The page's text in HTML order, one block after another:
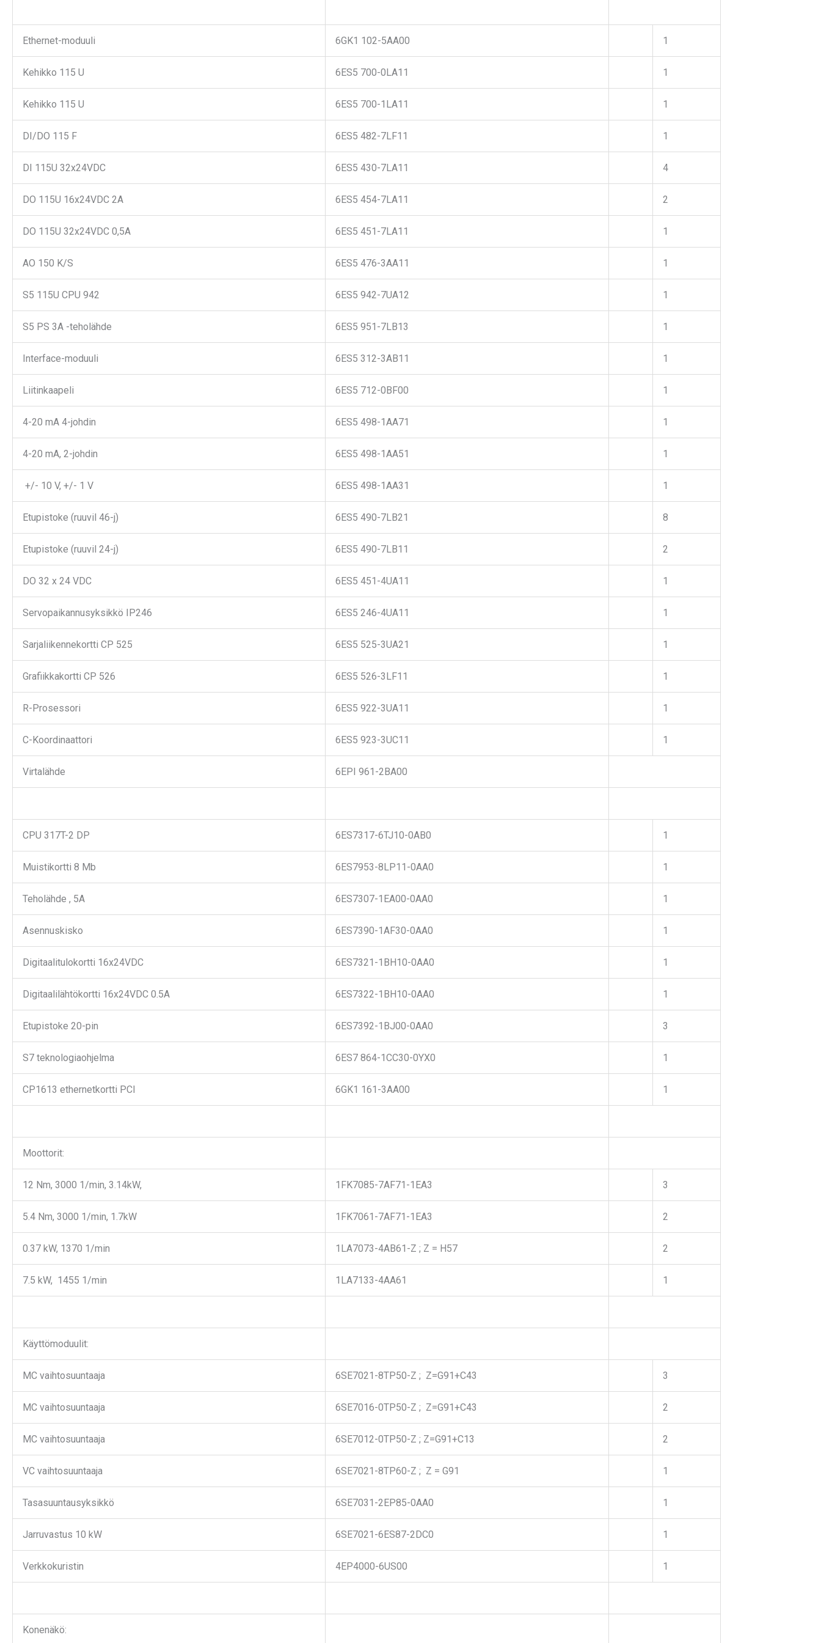
Ethernet-moduuli 6GK1 102-5AA00 1
Kehikko 115 U 6ES5 700-0LA11 1
Kehikko 115 U 6ES5 700-1LA11 1
DI/DO 115 F 6ES5 482-7LF11 1
DI 115U 32x24VDC 6ES5 430-7LA11 4
DO 115U 16x24VDC 2A 6ES5 454-7LA11 2
DO 115U 32x24VDC 0,5A 6ES5 451-7LA11 1
AO 150 K/S 6ES5 476-3AA11 1
S5 115U CPU 942 6ES5 942-7UA12 1
S5 PS 3A -teholähde 6ES5 951-7LB13 1
Interface-moduuli 6ES5 312-3AB11 1
Liitinkaapeli 6ES5 712-0BF00 1
4-20 mA 4-johdin 6ES5 498-1AA71 1
4-20 mA, 2-johdin 6ES5 498-1AA51 1
+/- 10 V, +/- 1 V 6ES5 498-1AA31 1
Etupistoke (ruuvil 46-j) 6ES5 490-7LB21 8
Etupistoke (ruuvil 24-j) 6ES5 490-7LB11 2
DO 32 x 24 VDC 6ES5 451-4UA11 1
Servopaikannusyksikkö IP246 6ES5 246-4UA11 1
Sarjaliikennekortti CP 525 6ES5 525-3UA21 1
Grafiikkakortti CP 526 6ES5 526-3LF11 1
R-Prosessori 6ES5 922-3UA11 1
C-Koordinaattori 6ES5 923-3UC11 1
Virtalähde 6EPI 961-2BA00
CPU 317T-2 DP 6ES7317-6TJ10-0AB0 1
Muistikortti 8 Mb 6ES7953-8LP11-0AA0 1
Teholähde , 5A 6ES7307-1EA00-0AA0 1
Asennuskisko 6ES7390-1AF30-0AA0 1
Digitaalitulokortti 16x24VDC 6ES7321-1BH10-0AA0 1
Digitaalilähtökortti 16x24VDC 0.5A 6ES7322-1BH10-0AA0 1
Etupistoke 20-pin 6ES7392-1BJ00-0AA0 3
S7 teknologiaohjelma 6ES7 864-1CC30-0YX0 1
CP1613 ethernetkortti PCI 6GK1 161-3AA00 1
Moottorit:
12 Nm, 3000 1/min, 3.14kW, 1FK7085-7AF71-1EA3 3
5.4 Nm, 3000 1/min, 1.7kW 1FK7061-7AF71-1EA3 2
0.37 kW, 1370 1/min 1LA7073-4AB61-Z ; Z = H57 2
7.5 kW, 1455 1/min 1LA7133-4AA61 1
Käyttömoduulit:
MC vaihtosuuntaaja 6SE7021-8TP50-Z ; Z=G91+C43 3
MC vaihtosuuntaaja 6SE7016-0TP50-Z ; Z=G91+C43 2
MC vaihtosuuntaaja 6SE7012-0TP50-Z ; Z=G91+C13 2
VC vaihtosuuntaaja 6SE7021-8TP60-Z ; Z = G91 1
Tasasuuntausyksikkö 6SE7031-2EP85-0AA0 1
Jarruvastus 10 kW 6SE7021-6ES87-2DC0 1
Verkkokuristin 4EP4000-6US00 1
Konenäkö: